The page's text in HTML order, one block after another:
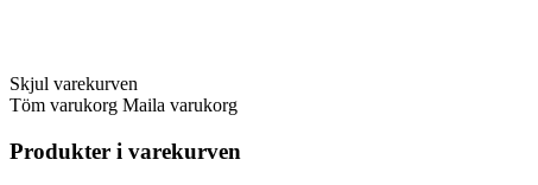
Skjul varekurven
Töm varukorg Maila varukorg
Produkter i varekurven